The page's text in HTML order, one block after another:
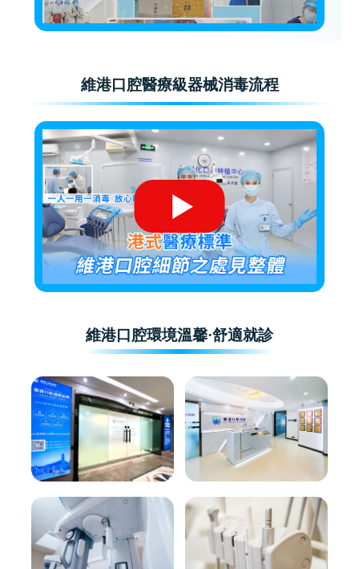
維港口腔醫療級器械消毒流程
維港口腔環境溫馨·舒適就診